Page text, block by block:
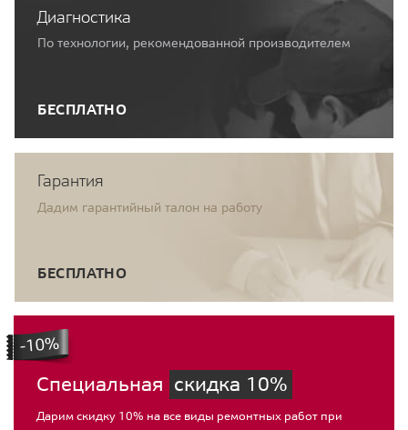
Диагностика
По технологии, рекомендованной производителем
БЕСПЛАТНО
Гарантия
Дадим гарантийный талон на работу
БЕСПЛАТНО
Специальная скидка 10%
Дарим скидку 10% на все виды ремонтных работ при